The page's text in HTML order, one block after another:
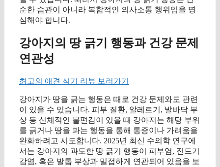
순한 습관이 아니라 복합적인 의사소통 행위임을 명
심해야 합니다.
강아지의 땅 긁기 행동과 건강 문제
연관성
최고의 애견 식기 리뷰 보러가기
강아지가 땅을 긁는 행동은 때로 건강 문제와도 관련
이 있을 수 있습니다. 피부 질환, 알레르기, 발바닥 부
상 등 신체적인 불편감이 있을 때 강아지는 해당 부위
를 긁거나 땅을 파는 행동을 통해 통증이나 가려움을
완화하려고 시도합니다. 2025년 최신 수의학 연구에
서는 강아지의 과도한 땅 긁기 행동이 피부염, 진드기
감염, 혹은 발톱 부상과 밀접하게 연관되어 있음을 보